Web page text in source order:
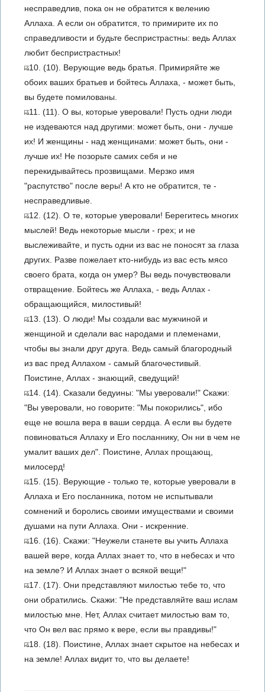
несправедлив, пока он не обратится к велению
Аллаха. А если он обратится, то примирите их по
справедливости и будьте беспристрастны: ведь Аллах
любит беспристрастных!
10. (10). Верующие ведь братья. Примиряйте же
обоих ваших братьев и бойтесь Аллаха, - может быть,
вы будете помилованы.
11. (11). О вы, которые уверовали! Пусть одни люди
не издеваются над другими: может быть, они - лучше
их! И женщины - над женщинами: может быть, они -
лучше их! Не позорьте самих себя и не
перекидывайтесь прозвищами. Мерзко имя
"распутство" после веры! А кто не обратится, те -
несправедливые.
12. (12). О те, которые уверовали! Берегитесь многих
мыслей! Ведь некоторые мысли - грех; и не
выслеживайте, и пусть одни из вас не поносят за глаза
других. Разве пожелает кто-нибудь из вас есть мясо
своего брата, когда он умер? Вы ведь почувствовали
отвращение. Бойтесь же Аллаха, - ведь Аллах -
обращающийся, милостивый!
13. (13). О люди! Мы создали вас мужчиной и
женщиной и сделали вас народами и племенами,
чтобы вы знали друг друга. Ведь самый благородный
из вас пред Аллахом - самый благочестивый.
Поистине, Аллах - знающий, сведущий!
14. (14). Сказали бедуины: "Мы уверовали!" Скажи:
"Вы уверовали, но говорите: "Мы покорились", ибо
еще не вошла вера в ваши сердца. А если вы будете
повиноваться Аллаху и Его посланнику, Он ни в чем не
умалит ваших дел". Поистине, Аллах прощающ,
милосерд!
15. (15). Верующие - только те, которые уверовали в
Аллаха и Его посланника, потом не испытывали
сомнений и боролись своими имуществами и своими
душами на пути Аллаха. Они - искренние.
16. (16). Скажи: "Неужели станете вы учить Аллаха
вашей вере, когда Аллах знает то, что в небесах и что
на земле? И Аллах знает о всякой вещи!"
17. (17). Они представляют милостью тебе то, что
они обратились. Скажи: "Не представляйте ваш ислам
милостью мне. Нет, Аллах считает милостью вам то,
что Он вел вас прямо к вере, если вы правдивы!"
18. (18). Поистине, Аллах знает скрытое на небесах и
на земле! Аллах видит то, что вы делаете!